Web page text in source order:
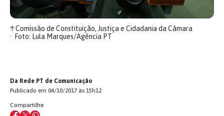
↑Comissão de Constituição, Justiça e Cidadania da Câmara
Foto: Lula Marques/Agência PT
Da Rede PT de Comunicação
Publicado em 04/10/2017 às 15h12
Compartilhe